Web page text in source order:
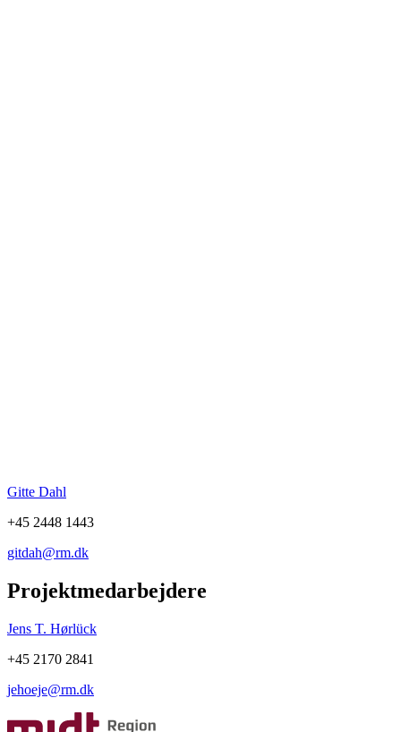
Gitte Dahl
+45 2448 1443
gitdah@rm.dk
Projektmedarbejdere
Jens T. Hørlück
+45 2170 2841
jehoeje@rm.dk